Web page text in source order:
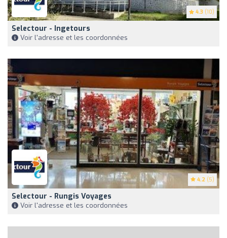
4.3 (10)
Selectour - Ingetours
Voir l'adresse et les coordonnées
4.2 (5)
Selectour - Rungis Voyages
Voir l'adresse et les coordonnées